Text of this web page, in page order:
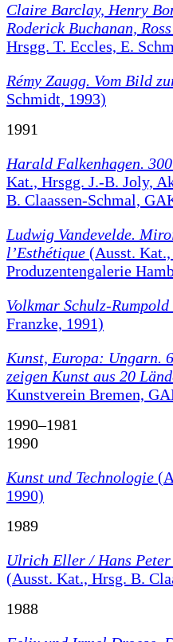
Claire Barclay, Henry
Roderick Buchanan,
Hrsgg. T. Eccles, E.
Rémy Zaugg. Vom Bild
Schmidt, 1993)
1991
Harald Falkenhagen.
Kat., Hrsgg. J.-B. Joly,
B. Claassen-Schmal,
Ludwig Vandevelde.
l’Esthétique (Ausst.
Produzentengalerie
Volkmar Schulz-Rumpold
Franzke, 1991)
Kunst, Europa: Ungarn.
zeigen Kunst aus 20
Kunstverein Bremen,
1990–1981
1990
Kunst und Technologie
1990)
1989
Ulrich Eller / Hans
(Ausst. Kat., Hrsg. B.
1988